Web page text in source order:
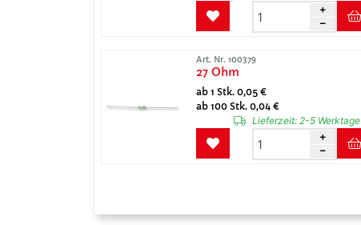
Art. Nr. 100379
27 Ohm
ab 1 Stk. 0,05 €
ab 100 Stk. 0,04 €
Lieferzeit: 2-5 Werktage